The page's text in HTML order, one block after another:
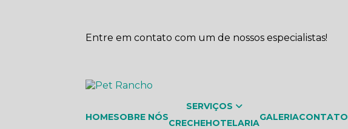
Entre em contato com um de nossos especialistas!
HOME SOBRE NÓS
SERVIÇOS
CRECHE
HOTELARIA
GALERIA CONTATO